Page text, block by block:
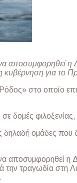
αποσυμφορηθεί η
για το
Ρόδος» στο οποίο
δομές
δηλαδή ομάδες
αποσυμφορηθεί η
την τραγωδία στη